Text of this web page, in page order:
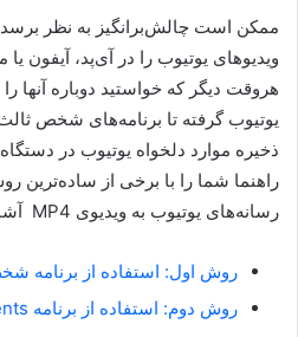
ممکن است چالش‌برانگیز به نظر برسد
ویدیوهای یوتیوب را در آی‌پد، آیفون
هروقت دیگر که خواستید دوباره آنها را
یوتیوب گرفته تا برنامه‌های شخص
راهنما شما را با برخی از ساده‌ترین
رسانه‌های یوتیوب به ویدیوی MP4 آشنا می‌کنیم:
روش اول: استفاده از برنامه
روش دوم: استفاده از برنامه Documents در آیفون